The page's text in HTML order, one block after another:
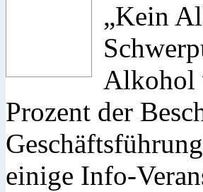
„Kein
Alkohol
Prozent der
einige Info-